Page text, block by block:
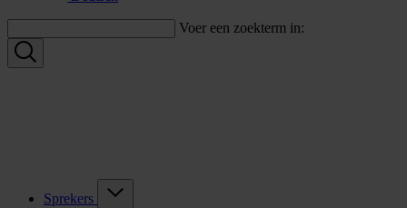
Voer een zoekterm in:
Sprekers